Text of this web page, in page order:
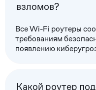
взломов?
Все Wi-Fi роутеры
требованиям
появлению
Какой роутер